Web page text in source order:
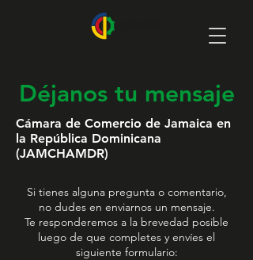
Déjanos tu mensaje
Cámara de Comercio de Jamaica en
la República Dominicana
(JAMCHAMDR)
Si tienes alguna pregunta o comentario,
no dudes en enviarnos un mensaje.
Te responderemos a la brevedad posible
luego de que completes y envíes el
siguiente formulario: